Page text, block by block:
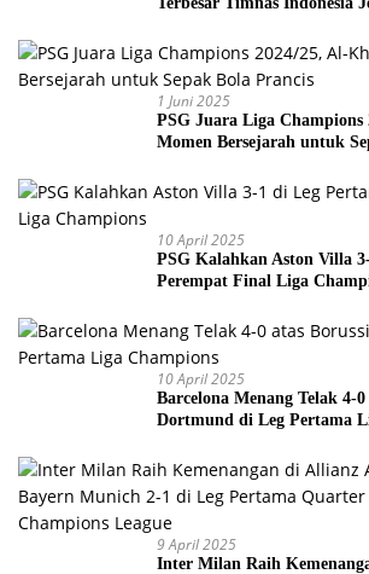
1 Juni 2025
PSG Juara Liga
Momen Bersejarah untuk
10 April 2025
PSG Kalahkan Aston Villa
Perempat Final Liga
10 April 2025
Barcelona Menang Telak 4-0
Dortmund di Leg Pertama
9 April 2025
Inter Milan Raih